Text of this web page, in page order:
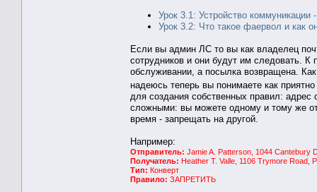
Урок 3.1: Устройство коммуникации
Урок 3.2: Что такое фаервол и как
Если вы админ ЛС то вы как владелец
сотрудников и они будут им следовать. К
обслуживании, а посылка возвращена.
надеюсь теперь вы понимаете как
для создания собственных правил:
сложными: вы можете одному и тому же
время - запрещать на другой.
Например:
Отправитель: Jamie A. Patterson, 1044 Cantebury
Получатель: Heather T. Valle, 1106 Trymore Road,
Тип: Конверт
Правило: ЗАПРЕТИТЬ